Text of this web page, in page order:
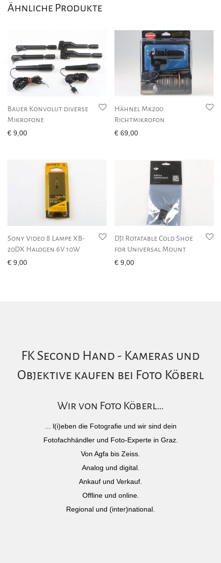
Ähnliche Produkte
Bauer Konvolut diverse
Mikrofone
€ 9,00
Hähnel Mk200
Richtmikrofon
€ 69,00
Sony Video 8 Lampe XB-
20DX Halogen 6V 10W
€ 9,00
DJI Rotatable Cold Shoe
for Universal Mount
€ 9,00
FK Second Hand - Kameras und
Objektive kaufen bei Foto Köberl
Wir von Foto Köberl…
... l(i)eben die Fotografie und wir sind dein
Fotofachhändler und Foto-Experte in Graz.
Von Agfa bis Zeiss.
Analog und digital.
Ankauf und Verkauf.
Offline und online.
Regional und (inter)national.